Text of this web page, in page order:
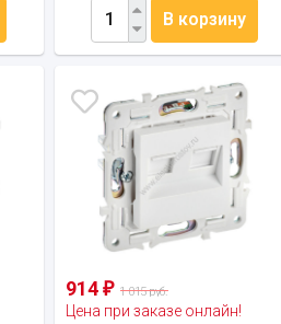
В корзину
914₽ 1 015 руб.
Цена при заказе онлайн!